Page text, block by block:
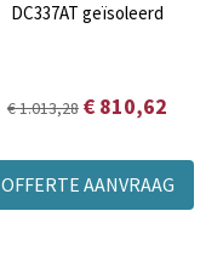
DC337AT geïsoleerd
€ 1.013,28 € 810,62
OFFERTE AANVRAAG